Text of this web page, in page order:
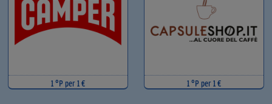
1 °P per 1 € 1 °P per 1 €